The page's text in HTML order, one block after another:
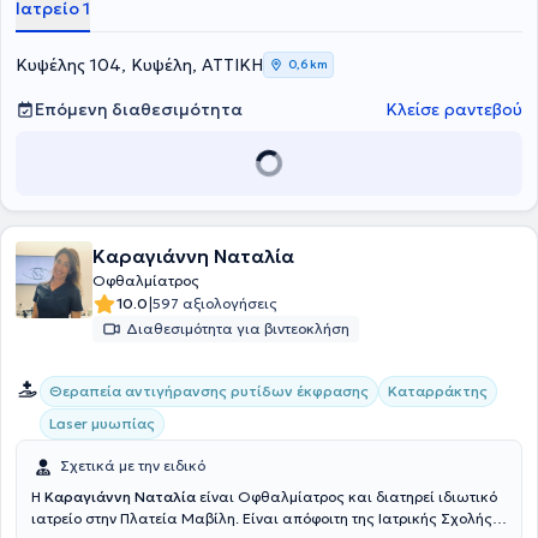
Εταιρείας, της Ελληνικής Εταιρείας Υαλοειδούς -
και της Ευρωπαϊκής Εταιρείας Αμφιβληστροειδούς και διαθέτει
δημοσιεύσεις σε διεθνή και ελληνικά ιατρικά περιοδικά.
Ιατρείο 1
Κυψέλης 104, Κυψέλη, ΑΤΤΙΚΗ 0,6 km
Επόμενη διαθεσιμότητα Κλείσε ραντεβού
Καραγιάννη Ναταλία
Οφθαλμίατρος
10.0|597 αξιολογήσεις
Διαθεσιμότητα για βιντεοκλήση
Θεραπεία αντιγήρανσης ρυτίδων έκφρασης
Καταρράκτης
Laser μυωπίας
Σχετικά με την ειδικό
Η Καραγιάννη Ναταλία είναι Οφθαλμίατρος και διατηρεί ιδιωτικό
ιατρείο στην Πλατεία Μαβίλη. Είναι απόφοιτη της Ιατρικής Σχολής